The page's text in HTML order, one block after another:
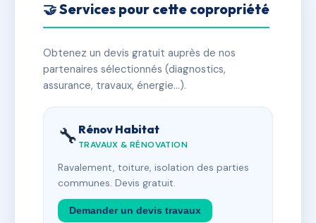
🤝 Services pour cette copropriété
Obtenez un devis gratuit auprès de nos
partenaires sélectionnés (diagnostics,
assurance, travaux, énergie…).
🔧 Rénov Habitat
TRAVAUX & RÉNOVATION
Ravalement, toiture, isolation des parties
communes. Devis gratuit.
Demander un devis travaux